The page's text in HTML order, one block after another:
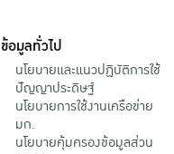
ข้อมูลทั่วไป
นโยบายและแนวปฏิบัติการใช้
ปัญญาประดิษฐ์
นโยบายการใช้งานเครือข่าย
มก.
นโยบายคุ้มครองข้อมูลส่วน